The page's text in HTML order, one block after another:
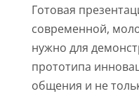
Готовая
современной,
нужно для
прототипа
общения и не